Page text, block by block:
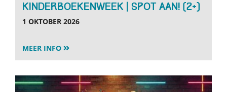
KINDERBOEKENWEEK | SPOT AAN! (2+)
1 OKTOBER 2026
MEER INFO